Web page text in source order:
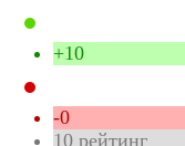
+10
-0
10 рейтинг